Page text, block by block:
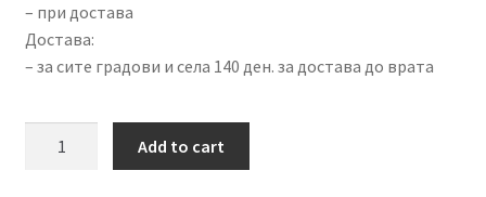
– при достава
Достава:
– за сите градови и села 140 ден. за достава до врата
Add to cart